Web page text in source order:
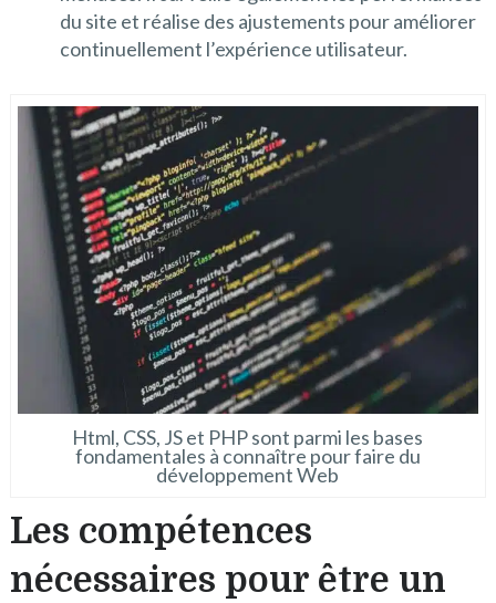
du site et réalise des ajustements pour améliorer
continuellement l’expérience utilisateur.
Html, CSS, JS et PHP sont parmi les bases
fondamentales à connaître pour faire du
développement Web
Les compétences
nécessaires pour être un